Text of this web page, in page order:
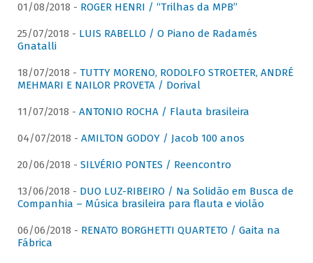
01/08/2018 - ROGER HENRI / “Trilhas da MPB”
25/07/2018 - LUIS RABELLO / O Piano de Radamés
Gnatalli
18/07/2018 - TUTTY MORENO, RODOLFO STROETER, ANDRÉ
MEHMARI E NAILOR PROVETA / Dorival
11/07/2018 - ANTONIO ROCHA / Flauta brasileira
04/07/2018 - AMILTON GODOY / Jacob 100 anos
20/06/2018 - SILVÉRIO PONTES / Reencontro
13/06/2018 - DUO LUZ-RIBEIRO / Na Solidão em Busca de
Companhia – Música brasileira para flauta e violão
06/06/2018 - RENATO BORGHETTI QUARTETO / Gaita na
Fábrica